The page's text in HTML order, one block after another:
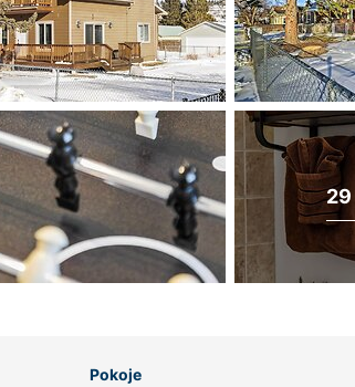
29
Pokoje